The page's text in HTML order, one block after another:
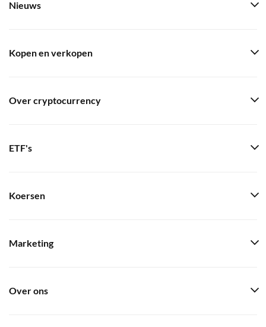
Nieuws
Kopen en verkopen
Over cryptocurrency
ETF's
Koersen
Marketing
Over ons